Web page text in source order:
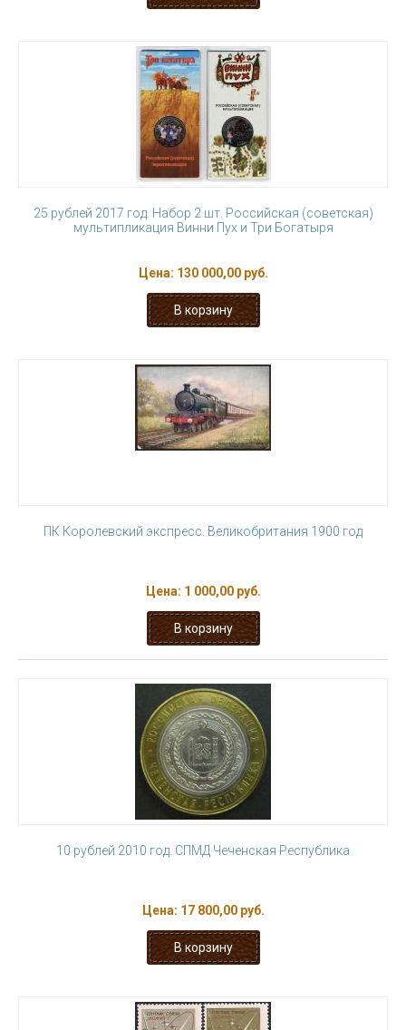
25 рублей 2017 год. Набор 2 шт. Российская (советская)
мультипликация Винни Пух и Три Богатыря
Цена: 130 000,00 руб.
ПК Королевский экспресс. Великобритания 1900 год
Цена: 1 000,00 руб.
10 рублей 2010 год. СПМД Чеченская Республика
Цена: 17 800,00 руб.